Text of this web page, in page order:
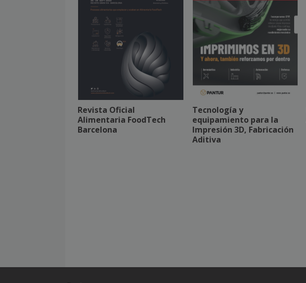
Revista Oficial
Alimentaria FoodTech
Barcelona
Tecnología y
equipamiento para la
Impresión 3D, Fabricación
Aditiva